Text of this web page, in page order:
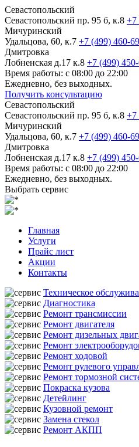
Севастопольский
Севастопольский пр. 95 б, к.8 +7
Мичуринский
Удальцова, 60, к.7 +7 (499) 460-
Дмитровка
Лобненская д.17 к.8 +7 (499)
Время работы: с 08:00 до 22:00
Ежедневно, без выходных.
Получить консультацию
Севастопольский
Севастопольский пр. 95 б, к.8 +7
Мичуринский
Удальцова, 60, к.7 +7 (499) 460-
Дмитровка
Лобненская д.17 к.8 +7 (499)
Время работы: с 08:00 до 22:00
Ежедневно, без выходных.
Выбрать сервис
Главная
Услуги
Прайс лист
Акции
Контакты
Техническое
Диагностика
Ремонт трансмиссии
Ремонт двигателя
Ремонт дизельных
Ремонт
Ремонт ходовой
Ремонт рулевого
Ремонт тормозной
Покраска кузова
Детейлинг
Кузовной ремонт
Замена стекол
Ремонт АКПП